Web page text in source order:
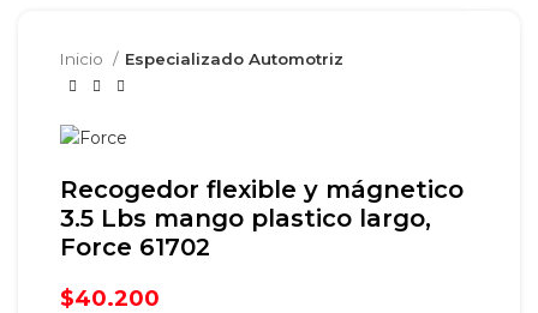
Inicio Especializado Automotriz
Recogedor flexible y mágnetico
3.5 Lbs mango plastico largo,
Force 61702
$40.200